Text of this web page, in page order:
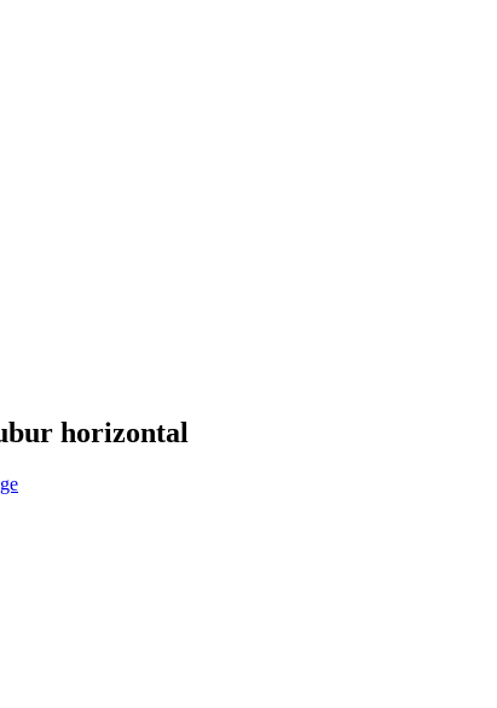
horizontal